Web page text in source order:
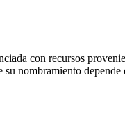
con recursos
nombramiento depende